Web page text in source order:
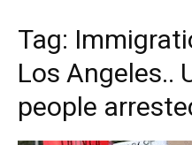
Tag:
Los Angeles..
people